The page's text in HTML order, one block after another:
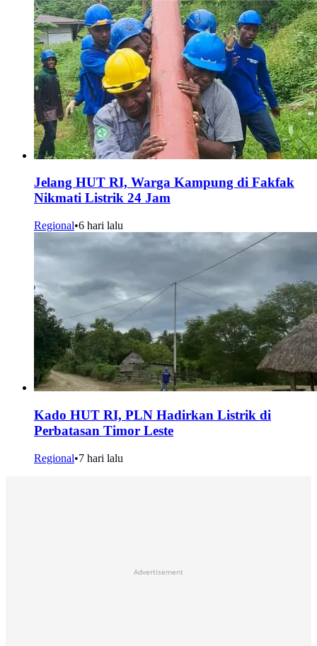
Jelang HUT RI, Warga Kampung di Fakfak
Nikmati Listrik 24 Jam
Regional•6 hari lalu
Kado HUT RI, PLN Hadirkan Listrik di
Perbatasan Timor Leste
Regional•7 hari lalu
Advertisement